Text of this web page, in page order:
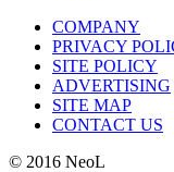
COMPANY
PRIVACY
SITE POLICY
ADVERTISING
SITE MAP
CONTACT US
© 2016 NeoL